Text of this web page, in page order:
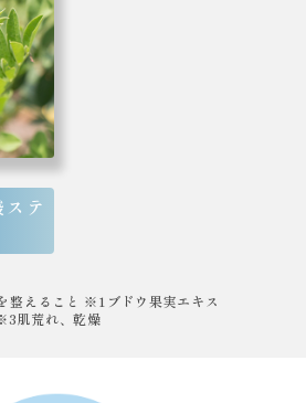
テ
整えること ※1ブドウ果実エキス
肌荒れ、乾燥